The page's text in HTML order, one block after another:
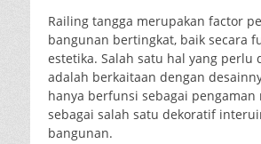
Railing tangga merupakan factor
bangunan bertingkat, baik secara
estetika. Salah satu hal yang perlu
adalah berkaitaan dengan
hanya berfunsi sebagai pengaman
sebagai salah satu dekoratif
bangunan.